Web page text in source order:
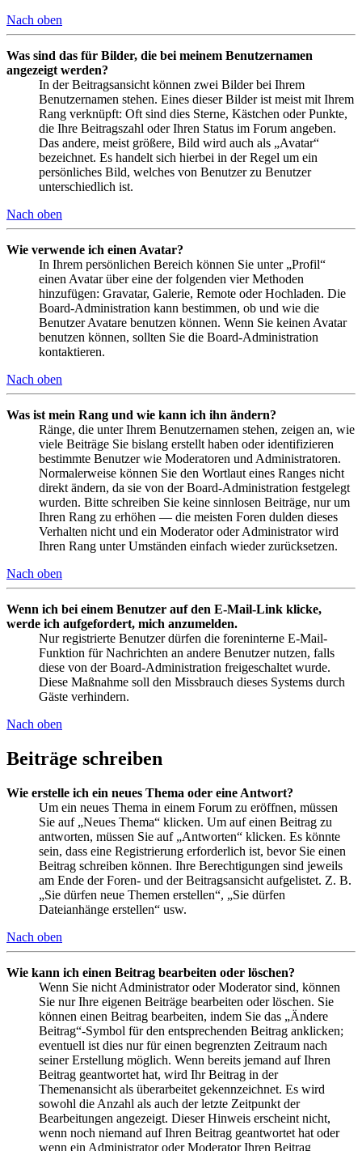
Nach oben
Was sind das für Bilder, die bei meinem Benutzernamen
angezeigt werden?
In der Beitragsansicht können zwei Bilder bei Ihrem
Benutzernamen stehen. Eines dieser Bilder ist meist mit Ihrem
Rang verknüpft: Oft sind dies Sterne, Kästchen oder Punkte,
die Ihre Beitragszahl oder Ihren Status im Forum angeben.
Das andere, meist größere, Bild wird auch als „Avatar“
bezeichnet. Es handelt sich hierbei in der Regel um ein
persönliches Bild, welches von Benutzer zu Benutzer
unterschiedlich ist.
Nach oben
Wie verwende ich einen Avatar?
In Ihrem persönlichen Bereich können Sie unter „Profil“
einen Avatar über eine der folgenden vier Methoden
hinzufügen: Gravatar, Galerie, Remote oder Hochladen. Die
Board-Administration kann bestimmen, ob und wie die
Benutzer Avatare benutzen können. Wenn Sie keinen Avatar
benutzen können, sollten Sie die Board-Administration
kontaktieren.
Nach oben
Was ist mein Rang und wie kann ich ihn ändern?
Ränge, die unter Ihrem Benutzernamen stehen, zeigen an, wie
viele Beiträge Sie bislang erstellt haben oder identifizieren
bestimmte Benutzer wie Moderatoren und Administratoren.
Normalerweise können Sie den Wortlaut eines Ranges nicht
direkt ändern, da sie von der Board-Administration festgelegt
wurden. Bitte schreiben Sie keine sinnlosen Beiträge, nur um
Ihren Rang zu erhöhen — die meisten Foren dulden dieses
Verhalten nicht und ein Moderator oder Administrator wird
Ihren Rang unter Umständen einfach wieder zurücksetzen.
Nach oben
Wenn ich bei einem Benutzer auf den E-Mail-Link klicke,
werde ich aufgefordert, mich anzumelden.
Nur registrierte Benutzer dürfen die foreninterne E-Mail-
Funktion für Nachrichten an andere Benutzer nutzen, falls
diese von der Board-Administration freigeschaltet wurde.
Diese Maßnahme soll den Missbrauch dieses Systems durch
Gäste verhindern.
Nach oben
Beiträge schreiben
Wie erstelle ich ein neues Thema oder eine Antwort?
Um ein neues Thema in einem Forum zu eröffnen, müssen
Sie auf „Neues Thema“ klicken. Um auf einen Beitrag zu
antworten, müssen Sie auf „Antworten“ klicken. Es könnte
sein, dass eine Registrierung erforderlich ist, bevor Sie einen
Beitrag schreiben können. Ihre Berechtigungen sind jeweils
am Ende der Foren- und der Beitragsansicht aufgelistet. Z. B.
„Sie dürfen neue Themen erstellen“, „Sie dürfen
Dateianhänge erstellen“ usw.
Nach oben
Wie kann ich einen Beitrag bearbeiten oder löschen?
Wenn Sie nicht Administrator oder Moderator sind, können
Sie nur Ihre eigenen Beiträge bearbeiten oder löschen. Sie
können einen Beitrag bearbeiten, indem Sie das „Ändere
Beitrag“-Symbol für den entsprechenden Beitrag anklicken;
eventuell ist dies nur für einen begrenzten Zeitraum nach
seiner Erstellung möglich. Wenn bereits jemand auf Ihren
Beitrag geantwortet hat, wird Ihr Beitrag in der
Themenansicht als überarbeitet gekennzeichnet. Es wird
sowohl die Anzahl als auch der letzte Zeitpunkt der
Bearbeitungen angezeigt. Dieser Hinweis erscheint nicht,
wenn noch niemand auf Ihren Beitrag geantwortet hat oder
wenn ein Administrator oder Moderator Ihren Beitrag